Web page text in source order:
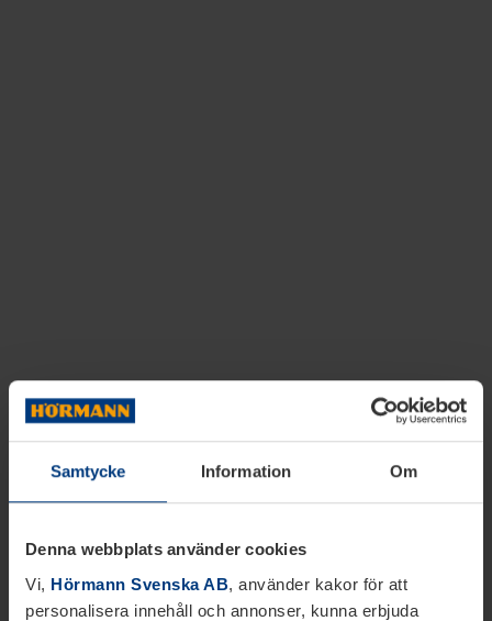
Samtycke Information Om
Denna webbplats använder cookies
Vi, Hörmann Svenska AB, använder kakor för att
personalisera innehåll och annonser, kunna erbjuda